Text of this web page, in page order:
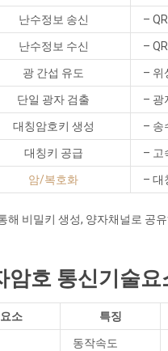
난수정보 송신 –
난수정보 수신 –
광 간섭 유도 – 위
단일 광자 검출 – 광
대칭암호키 생성 – 송
대칭키 공급 – 고
암/복호화 – 대
해 비밀키 생성, 양자채널로 공
암호 통신기술요
소 특징
동작속도